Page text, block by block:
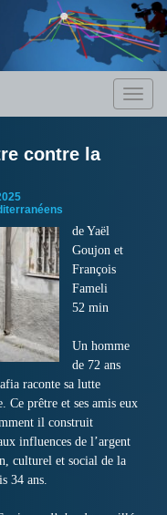
contre la
de Yaël
Goujon et
François
Fameli
52 min
Un homme
de 72 ans
raconte sa lutte
Ce prêtre et ses amis eux
il construit
influences de l’argent
culturel et social de la
34 ans.